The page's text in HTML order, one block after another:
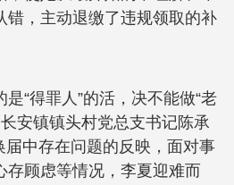
错，主动退缴了违规领取的补
“得罪人”的活，决不能做“老
安镇镇头村党总支书记陈承
届中存在问题的反映，面对事
存顾虑等情况，李夏迎难而